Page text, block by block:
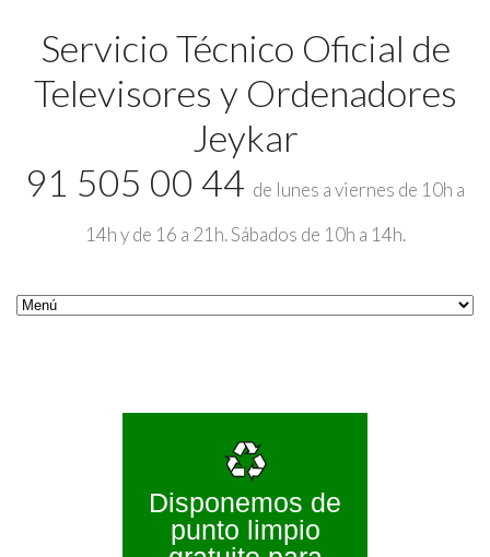
Servicio Técnico Oficial de
Televisores y Ordenadores
Jeykar
91 505 00 44 de lunes a viernes de 10h a
14h y de 16 a 21h. Sábados de 10h a 14h.
Disponemos de
punto limpio